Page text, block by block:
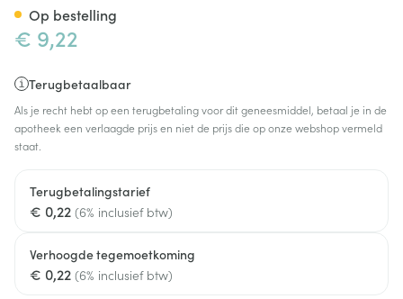
€ 9,22
Terugbetaalbaar
Als je recht hebt op een terugbetaling voor dit geneesmiddel, betaal je in de
apotheek een verlaagde prijs en niet de prijs die op onze webshop vermeld
staat.
Terugbetalingstarief
€ 0,22 (6% inclusief btw)
Verhoogde tegemoetkoming
€ 0,22 (6% inclusief btw)
Op bestelling